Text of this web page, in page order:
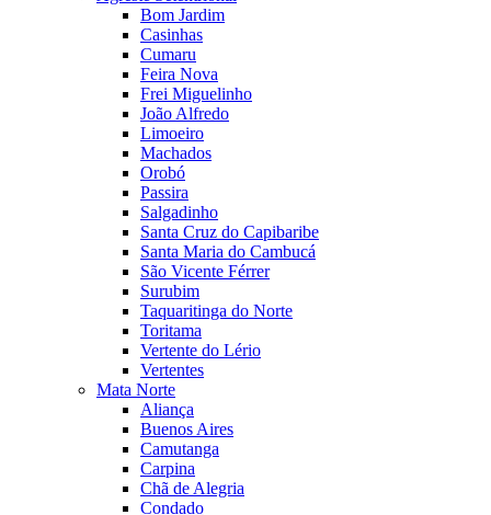
Bom Jardim
Casinhas
Cumaru
Feira Nova
Frei Miguelinho
João Alfredo
Limoeiro
Machados
Orobó
Passira
Salgadinho
Santa Cruz do Capibaribe
Santa Maria do Cambucá
São Vicente Férrer
Surubim
Taquaritinga do Norte
Toritama
Vertente do Lério
Vertentes
Mata Norte
Aliança
Buenos Aires
Camutanga
Carpina
Chã de Alegria
Condado